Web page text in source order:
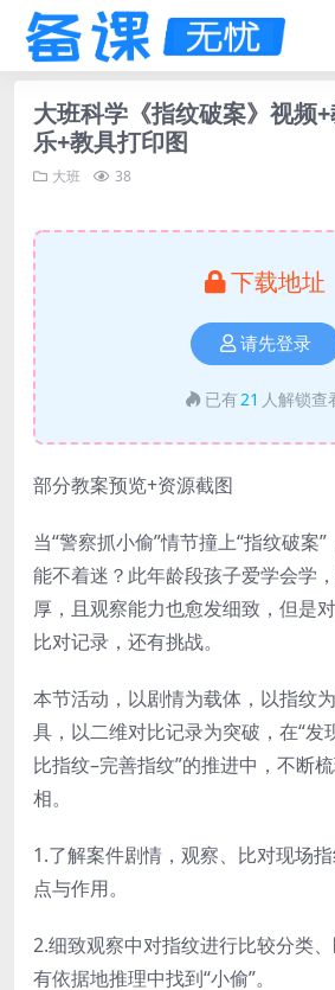
大班科学《指纹破案》视频
乐+教具打印图
大班 38
下载地址
请先登录
已有21 人解锁查
部分教案预览+资源截图
当“警察抓小偷”情节撞上“指纹破案
能不着迷？此年龄段孩子爱学会学
厚，且观察能力也愈发细致，但是
比对记录，还有挑战。
本节活动，以剧情为载体，以指纹
具，以二维对比记录为突破，在“发
比指纹–完善指纹”的推进中，不断
相。
1.了解案件剧情，观察、比对现场
点与作用。
2.细致观察中对指纹进行比较分类
有依据地推理中找到“小偷”。